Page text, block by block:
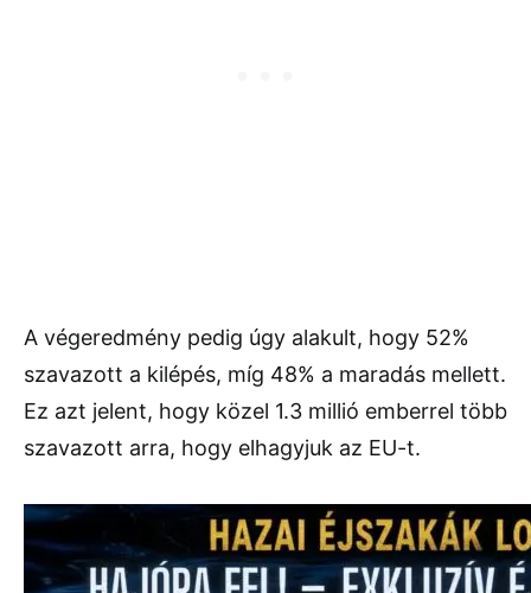
A végeredmény pedig úgy alakult, hogy 52%
szavazott a kilépés, míg 48% a maradás mellett.
Ez azt jelent, hogy közel 1.3 millió emberrel több
szavazott arra, hogy elhagyjuk az EU-t.